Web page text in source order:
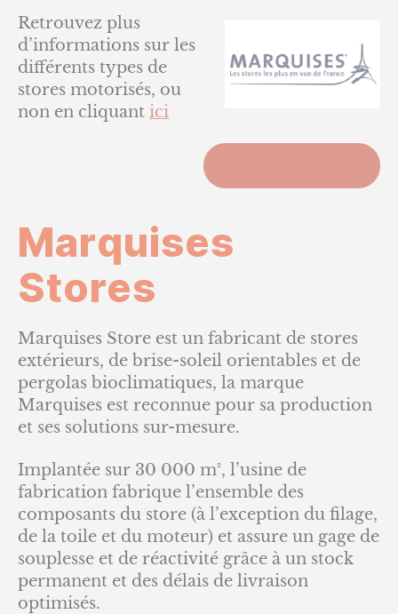
Retrouvez plus
d’informations sur les
différents types de
stores motorisés, ou
non en cliquant ici
Marquises
Stores
Marquises Store est un fabricant de stores
extérieurs, de brise-soleil orientables et de
pergolas bioclimatiques, la marque
Marquises est reconnue pour sa production
et ses solutions sur-mesure.
Implantée sur 30 000 m², l’usine de
fabrication fabrique l’ensemble des
composants du store (à l’exception du filage,
de la toile et du moteur) et assure un gage de
souplesse et de réactivité grâce à un stock
permanent et des délais de livraison
optimisés.